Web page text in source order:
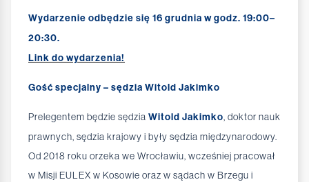
Wydarzenie odbędzie się 16 grudnia w godz. 19:00–
20:30.
Link do wydarzenia!
Gość specjalny – sędzia Witold Jakimko
Prelegentem będzie sędzia Witold Jakimko, doktor nauk
prawnych, sędzia krajowy i były sędzia międzynarodowy.
Od 2018 roku orzeka we Wrocławiu, wcześniej pracował
w Misji EULEX w Kosowie oraz w sądach w Brzegu i